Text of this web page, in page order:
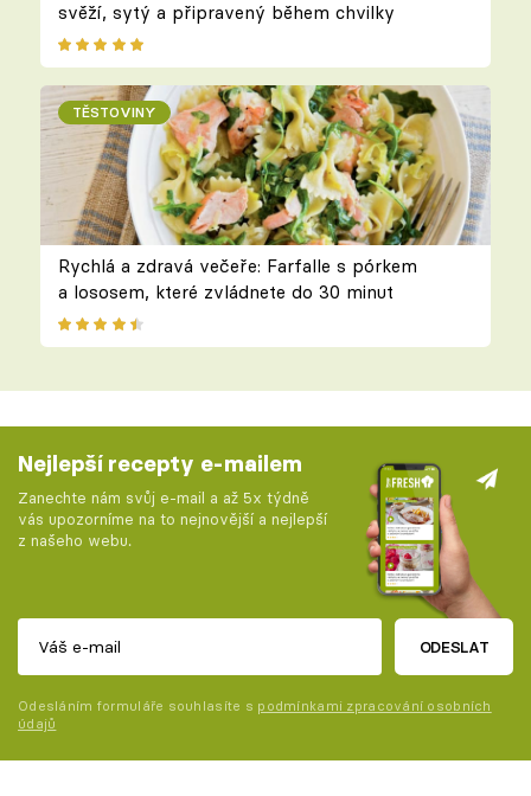
svěží, sytý a připravený během chvilky
TĚSTOVINY
Rychlá a zdravá večeře: Farfalle s pórkem
a lososem, které zvládnete do 30 minut
Nejlepší recepty e-mailem
Zanechte nám svůj e-mail a až 5x týdně
vás upozorníme na to nejnovější a nejlepší
z našeho webu.
ODESLAT
Odesláním formuláře souhlasíte s podmínkami zpracování osobních
údajů